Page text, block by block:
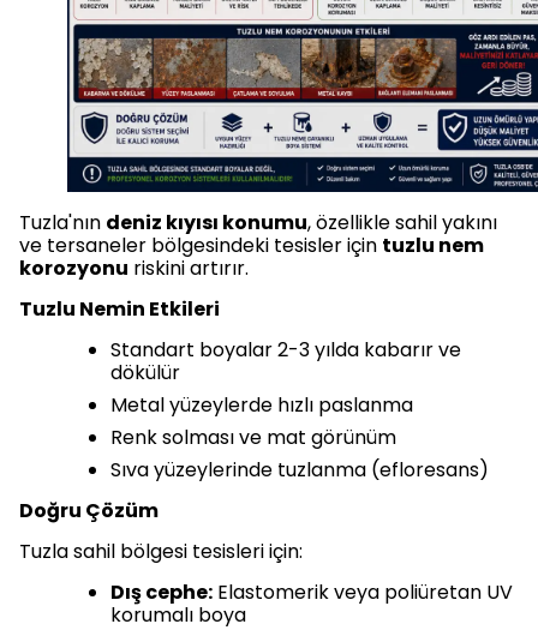
Tuzla'nın deniz kıyısı konumu, özellikle sahil yakını
ve tersaneler bölgesindeki tesisler için tuzlu nem
korozyonu riskini artırır.
Tuzlu Nemin Etkileri
Standart boyalar 2-3 yılda kabarır ve
dökülür
Metal yüzeylerde hızlı paslanma
Renk solması ve mat görünüm
Sıva yüzeylerinde tuzlanma (efloresans)
Doğru Çözüm
Tuzla sahil bölgesi tesisleri için:
Dış cephe: Elastomerik veya poliüretan UV
korumalı boya